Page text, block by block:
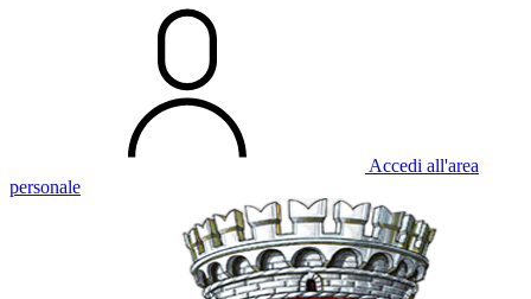
Accedi all'area
personale